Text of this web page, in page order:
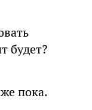
будет?
пока.